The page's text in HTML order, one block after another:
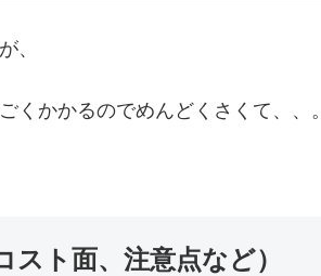
、
くかかるのでめんどくさくて、、。
ト面、注意点など）